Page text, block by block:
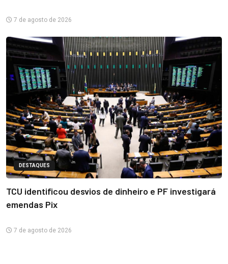
7 de agosto de 2026
DESTAQUES
TCU identificou desvios de dinheiro e PF investigará
emendas Pix
7 de agosto de 2026